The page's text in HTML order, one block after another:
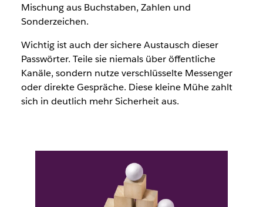
Mischung aus Buchstaben, Zahlen und
Sonderzeichen.
Wichtig ist auch der sichere Austausch dieser
Passwörter. Teile sie niemals über öffentliche
Kanäle, sondern nutze verschlüsselte Messenger
oder direkte Gespräche. Diese kleine Mühe zahlt
sich in deutlich mehr Sicherheit aus.